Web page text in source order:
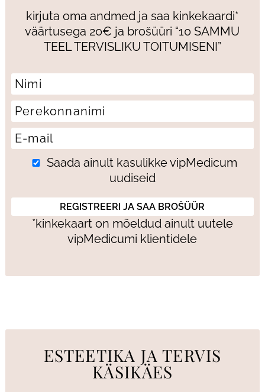
kirjuta oma andmed ja saa kinkekaardi*
väärtusega 20€ ja brošüüri “10 SAMMU
TEEL TERVISLIKU TOITUMISENI”
Saada ainult kasulikke vipMedicum
uudiseid
*kinkekaart on mõeldud ainult uutele
vipMedicumi klientidele
ESTEETIKA JA TERVIS
KÄSIKÄES